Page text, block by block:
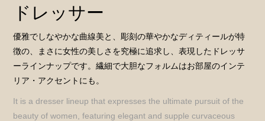
ドレッサー
優雅でしなやかな曲線美と、彫刻の華やかなディティールが特
徴の、まさに女性の美しさを究極に追求し、表現したドレッサ
ーラインナップです。繊細で大胆なフォルムはお部屋のインテ
リア・アクセントにも。
It is a dresser lineup that expresses the ultimate pursuit of the
beauty of women, featuring elegant and supple curvaceous